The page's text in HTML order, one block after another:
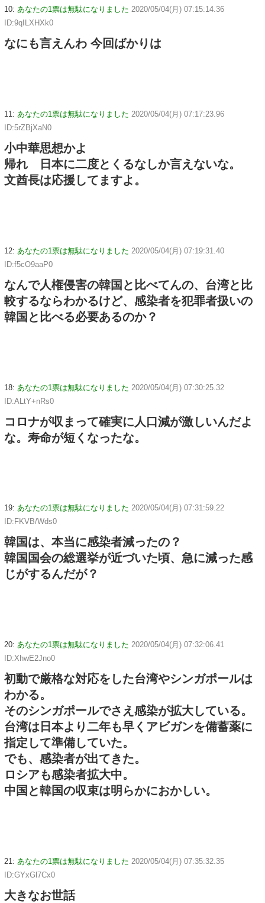
10: あなたの1票は無駄になりました 2020/05/04(月) 07:15:14.36
ID:9qILXHXk0
なにも言えんわ 今回ばかりは
11: あなたの1票は無駄になりました 2020/05/04(月) 07:17:23.96
ID:5rZBjXaN0
小中華思想かよ
帰れ 日本に二度とくるなしか言えないな。
文酋長は応援してますよ。
12: あなたの1票は無駄になりました 2020/05/04(月) 07:19:31.40
ID:f5cO9aaP0
なんで人権侵害の韓国と比べてんの、台湾と比
較するならわかるけど、感染者を犯罪者扱いの
韓国と比べる必要あるのか？
18: あなたの1票は無駄になりました 2020/05/04(月) 07:30:25.32
ID:ALtY+nRs0
コロナが収まって確実に人口減が激しいんだよ
な。寿命が短くなったな。
19: あなたの1票は無駄になりました 2020/05/04(月) 07:31:59.22
ID:FKVB/Wds0
韓国は、本当に感染者減ったの？
韓国国会の総選挙が近づいた頃、急に減った感
じがするんだが？
20: あなたの1票は無駄になりました 2020/05/04(月) 07:32:06.41
ID:XhwE2Jno0
初動で厳格な対応をした台湾やシンガポールは
わかる。
そのシンガポールでさえ感染が拡大している。
台湾は日本より二年も早くアビガンを備蓄薬に
指定して準備していた。
でも、感染者が出てきた。
ロシアも感染者拡大中。
中国と韓国の収束は明らかにおかしい。
21: あなたの1票は無駄になりました 2020/05/04(月) 07:35:32.35
ID:GYxGl7Cx0
大きなお世話